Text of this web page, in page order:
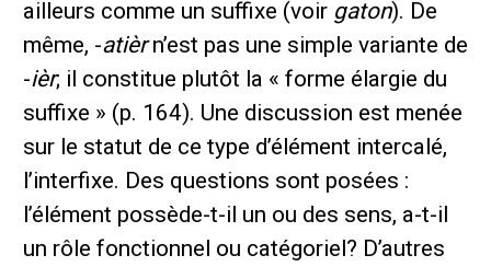
ailleurs comme un suffixe (voir gaton). De
même, -atièrn’est pas une simple variante de
-ièr; il constitue plutôt la « forme élargie du
suffixe » (p. 164). Une discussion est menée
sur le statut de ce type d’élément intercalé,
l’interfixe. Des questions sont posées :
l’élément possède-t-il un ou des sens, a-t-il
un rôle fonctionnel ou catégoriel? D’autres